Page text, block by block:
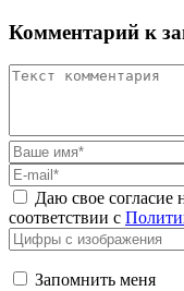
Комментарий к
Даю свое согласие
соответствии с
Запомнить меня